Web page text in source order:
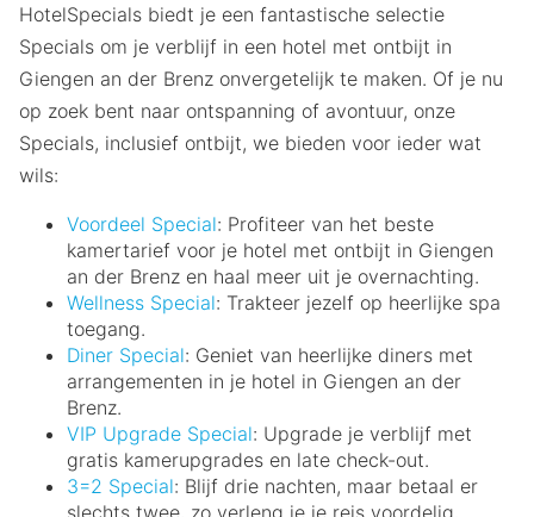
HotelSpecials biedt je een fantastische selectie
Specials om je verblijf in een hotel met ontbijt in
Giengen an der Brenz onvergetelijk te maken. Of je nu
op zoek bent naar ontspanning of avontuur, onze
Specials, inclusief ontbijt, we bieden voor ieder wat
wils:
Voordeel Special: Profiteer van het beste
kamertarief voor je hotel met ontbijt in Giengen
an der Brenz en haal meer uit je overnachting.
Wellness Special: Trakteer jezelf op heerlijke spa
toegang.
Diner Special: Geniet van heerlijke diners met
arrangementen in je hotel in Giengen an der
Brenz.
VIP Upgrade Special: Upgrade je verblijf met
gratis kamerupgrades en late check-out.
3=2 Special: Blijf drie nachten, maar betaal er
slechts twee, zo verleng je je reis voordelig.